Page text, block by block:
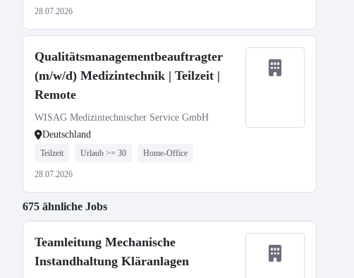
28.07.2026
Qualitätsmanagementbeauftragter
(m/w/d) Medizintechnik | Teilzeit |
Remote
WISAG Medizintechnischer Service GmbH
Deutschland
Teilzeit Urlaub >= 30 Home-Office
28.07.2026
675 ähnliche Jobs
Teamleitung Mechanische
Instandhaltung Kläranlagen